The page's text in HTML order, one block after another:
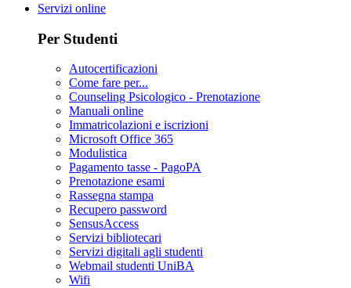
Servizi online
Per Studenti
Autocertificazioni
Come fare per...
Counseling Psicologico - Prenotazione
Manuali online
Immatricolazioni e iscrizioni
Microsoft Office 365
Modulistica
Pagamento tasse - PagoPA
Prenotazione esami
Rassegna stampa
Recupero password
SensusAccess
Servizi bibliotecari
Servizi digitali agli studenti
Webmail studenti UniBA
Wifi